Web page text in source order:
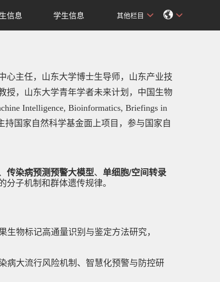
信息 学生信息 其他栏目
心主任，山东大学博士生导师，山东产业技
授，山东大学青年学者未来计划，中国生物
Intelligence, Bioinformatics, Briefings in
持国家自然科学基金面上项目，参与国家自
传染病预测预警大模型、 单细胞/空间转录
分子机制和群体遗传规律。
物标记高通量识别与鉴定方法研究，
病大流行风险机制、智慧化预警与防控研